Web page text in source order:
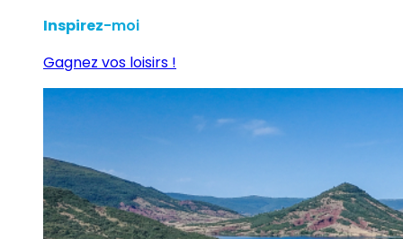
Inspirez-moi
Gagnez vos loisirs !